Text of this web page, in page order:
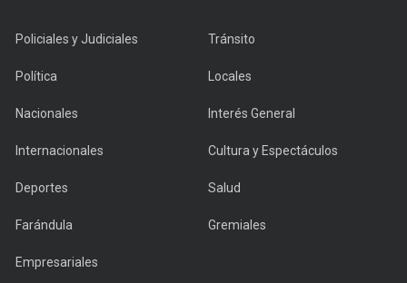
Policiales y Judiciales Tránsito
Política Locales
Nacionales Interés General
Internacionales Cultura y Espectáculos
Deportes Salud
Farándula Gremiales
Empresariales